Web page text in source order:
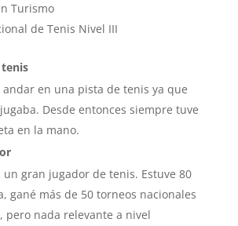
Turismo
de Tenis Nivel III
andar en una pista de tenis ya que
Desde entonces siempre tuve
en la mano.
gran jugador de tenis. Estuve 80
gané más de 50 torneos nacionales
pero nada relevante a nivel